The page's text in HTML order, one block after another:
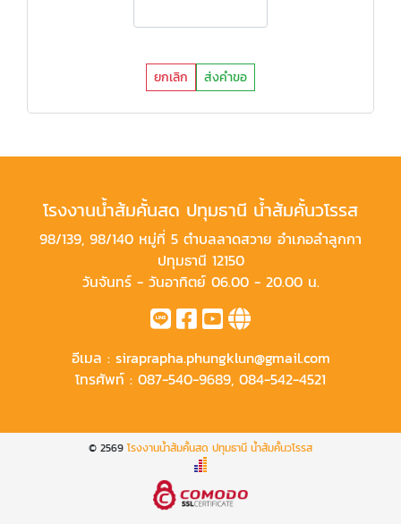
ยกเลิก ส่งคำขอ
โรงงานน้ำส้มคั้นสด ปทุมธานี น้ำส้มคั้นวโรรส
98/139, 98/140 หมู่ที่ 5 ตำบลลาดสวาย อำเภอลำลูกกา
ปทุมธานี 12150
วันจันทร์ - วันอาทิตย์ 06.00 - 20.00 น.
อีเมล : siraprapha.phungklun@gmail.com
โทรศัพท์ : 087-540-9689, 084-542-4521
© 2569 โรงงานน้ำส้มคั้นสด ปทุมธานี น้ำส้มคั้นวโรรส